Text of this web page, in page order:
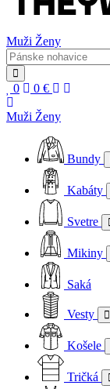
Muži Ženy
0 0 €
Muži Ženy
Bundy
Kabáty
Svetre
Mikiny
Saká
Vesty
Košele
Tričká